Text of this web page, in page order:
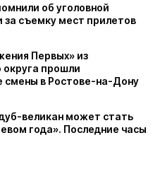
об уголовной
за съемку мест прилетов
Первых» из
округа прошли
смены в Ростове-на-Дону
великан может стать
года». Последние часы